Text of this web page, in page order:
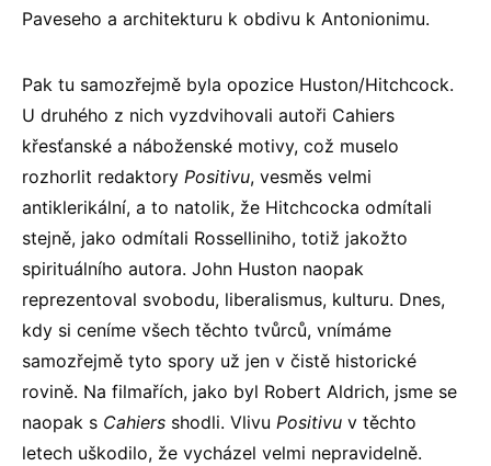
Paveseho a architekturu k obdivu k Antonionimu.
Pak tu samozřejmě byla opozice Huston/Hitchcock.
U druhého z nich vyzdvihovali autoři Cahiers
křesťanské a náboženské motivy, což muselo
rozhorlit redaktory Positivu, vesměs velmi
antiklerikální, a to natolik, že Hitchcocka odmítali
stejně, jako odmítali Rosselliniho, totiž jakožto
spirituálního autora. John Huston naopak
reprezentoval svobodu, liberalismus, kulturu. Dnes,
kdy si ceníme všech těchto tvůrců, vnímáme
samozřejmě tyto spory už jen v čistě historické
rovině. Na filmařích, jako byl Robert Aldrich, jsme se
naopak s Cahiers shodli. Vlivu Positivu v těchto
letech uškodilo, že vycházel velmi nepravidelně.